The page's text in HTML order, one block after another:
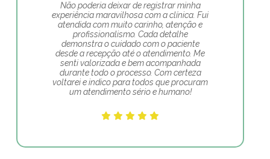
Não poderia deixar de registrar minha
experiência maravilhosa com a clínica. Fui
atendida com muito carinho, atenção e
profissionalismo. Cada detalhe
demonstra o cuidado com o paciente
desde a recepção até o atendimento. Me
senti valorizada e bem acompanhada
durante todo o processo. Com certeza
voltarei e indico para todos que procuram
um atendimento sério e humano!